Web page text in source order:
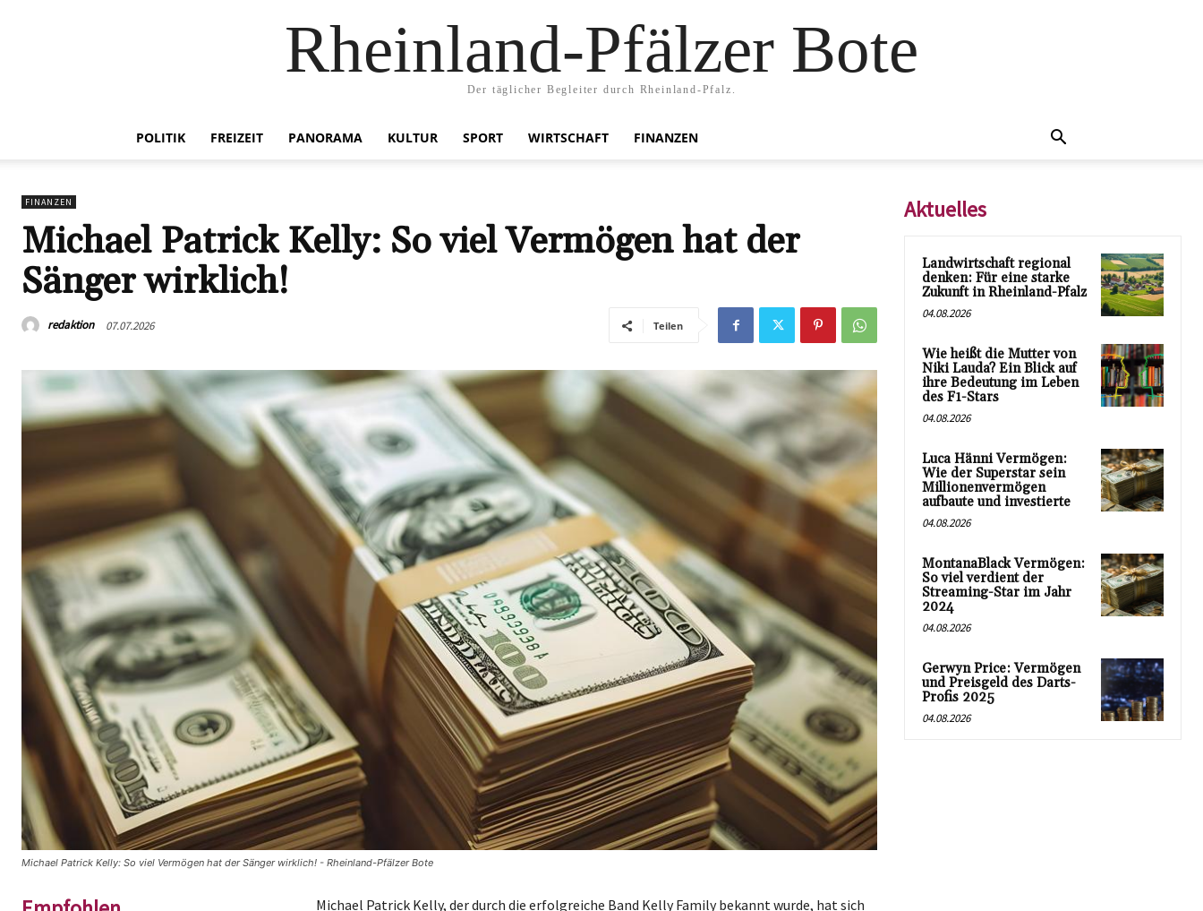
Rheinland-Pfälzer Bote
Der täglicher Begleiter durch Rheinland-Pfalz.
POLITIK FREIZEIT PANORAMA KULTUR SPORT WIRTSCHAFT FINANZEN
FINANZEN
Michael Patrick Kelly: So viel Vermögen hat der
Sänger wirklich!
redaktion 07.07.2026 Teilen
Michael Patrick Kelly: So viel Vermögen hat der Sänger wirklich! - Rheinland-Pfälzer Bote
Michael Patrick Kelly, der durch die erfolgreiche Band Kelly Family bekannt wurde, hat sich
Aktuelles
Landwirtschaft regional
denken: Für eine starke
Zukunft in Rheinland-Pfalz
04.08.2026
Wie heißt die Mutter von
Niki Lauda? Ein Blick auf
ihre Bedeutung im Leben
des F1-Stars
04.08.2026
Luca Hänni Vermögen:
Wie der Superstar sein
Millionenvermögen
aufbaute und investierte
04.08.2026
MontanaBlack Vermögen:
So viel verdient der
Streaming-Star im Jahr
2024
04.08.2026
Gerwyn Price: Vermögen
und Preisgeld des Darts-
Profis 2025
04.08.2026